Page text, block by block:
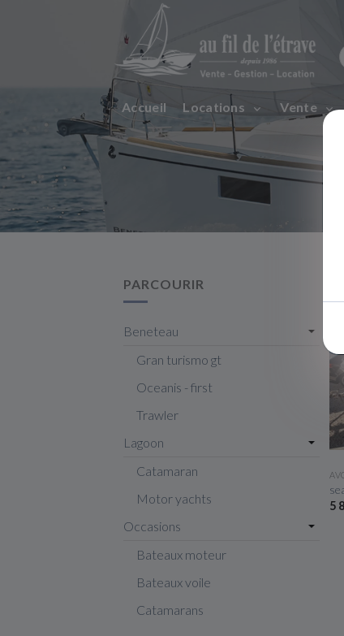
Accueil Locations Vente
PARCOURIR
Beneteau
Gran turismo gt
Oceanis - first
Trawler
Lagoon
Catamaran
Motor yachts
Occasions
Bateaux moteur
Bateaux voile
Catamarans
5